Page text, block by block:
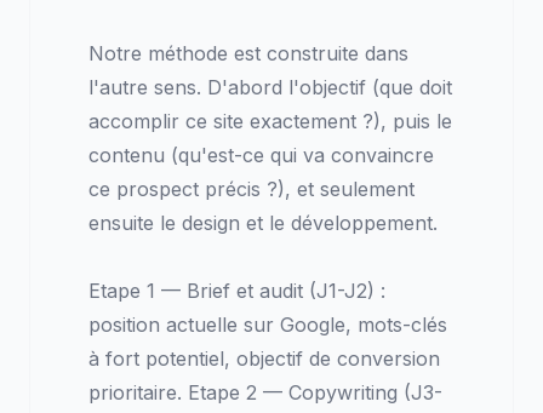
Notre méthode est construite dans
l'autre sens. D'abord l'objectif (que doit
accomplir ce site exactement ?), puis le
contenu (qu'est-ce qui va convaincre
ce prospect précis ?), et seulement
ensuite le design et le développement.
Etape 1 — Brief et audit (J1-J2) :
position actuelle sur Google, mots-clés
à fort potentiel, objectif de conversion
prioritaire. Etape 2 — Copywriting (J3-